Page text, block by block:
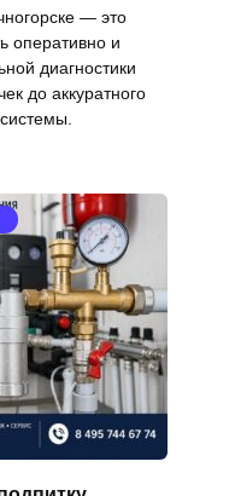
— это
оперативно и
диагностики
до аккуратного